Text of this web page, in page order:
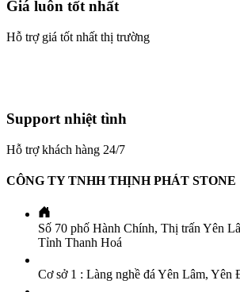
Giá luôn tốt nhất
Hỗ trợ giá tốt nhất thị trường
Support nhiệt tình
Hỗ trợ khách hàng 24/7
CÔNG TY TNHH THỊNH PHÁT STONE
Số 70 phố Hành Chính, Thị trấn Yên
Tỉnh Thanh Hoá
Cơ sở 1 : Làng nghề đá Yên Lâm, Yên